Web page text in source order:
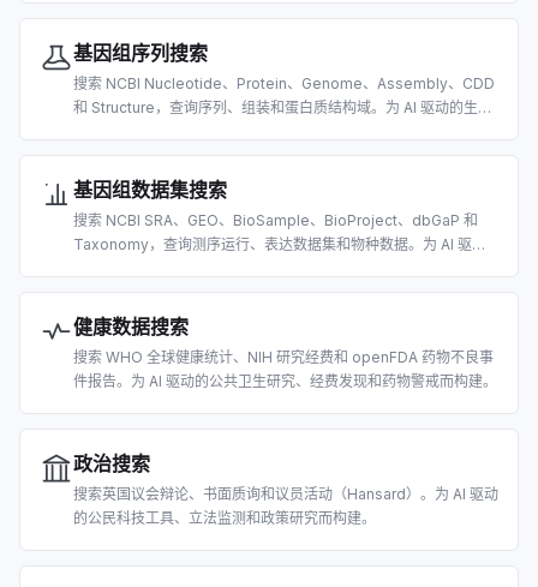
基因组序列搜索
搜索 NCBI Nucleotide、Protein、Genome、Assembly、CDD
和 Structure，查询序列、组装和蛋白质结构域。为 AI 驱动的生物
基因组数据集搜索
搜索 NCBI SRA、GEO、BioSample、BioProject、dbGaP 和
Taxonomy，查询测序运行、表达数据集和物种数据。为 AI 驱动
健康数据搜索
搜索 WHO 全球健康统计、NIH 研究经费和 openFDA 药物不良事
件报告。为 AI 驱动的公共卫生研究、经费发现和药物警戒而构建。
政治搜索
搜索英国议会辩论、书面质询和议员活动（Hansard）。为 AI 驱动
的公民科技工具、立法监测和政策研究而构建。